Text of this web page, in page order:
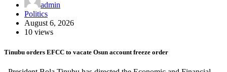
admin
Politics
August 6, 2026
10 views
Tinubu orders EFCC to vacate Osun account freeze order